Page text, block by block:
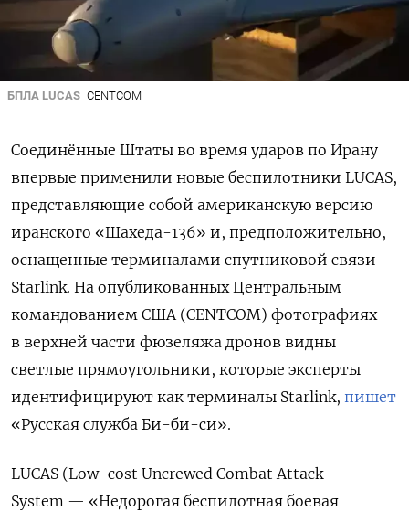
БПЛА LUCAS CENTCOM
Соединённые Штаты во время ударов по Ирану
впервые применили новые беспилотники LUCAS,
представляющие собой американскую версию
иранского «Шахеда-136» и, предположительно,
оснащенные терминалами спутниковой связи
Starlink. На опубликованных Центральным
командованием США (CENTCOM) фотографиях
в верхней части фюзеляжа дронов видны
светлые прямоугольники, которые эксперты
идентифицируют как терминалы Starlink, пишет
«Русская служба Би-би-си».
LUCAS (Low-cost Uncrewed Combat Attack
System — «Недорогая беспилотная боевая